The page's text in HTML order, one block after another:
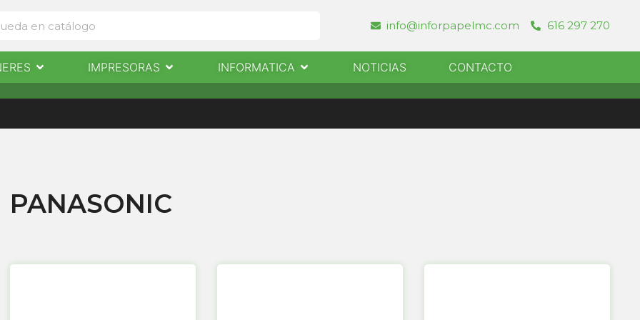
info@inforpapelmc.com 616 297 270
INFORMÁTICA NOTICIAS CONTACTO
Abrir EscaneresIMPRESORAS Abrir ImpresorasINFORMATICA Abrir InformaticaNOTICIAS CONTACTO
PANASONIC